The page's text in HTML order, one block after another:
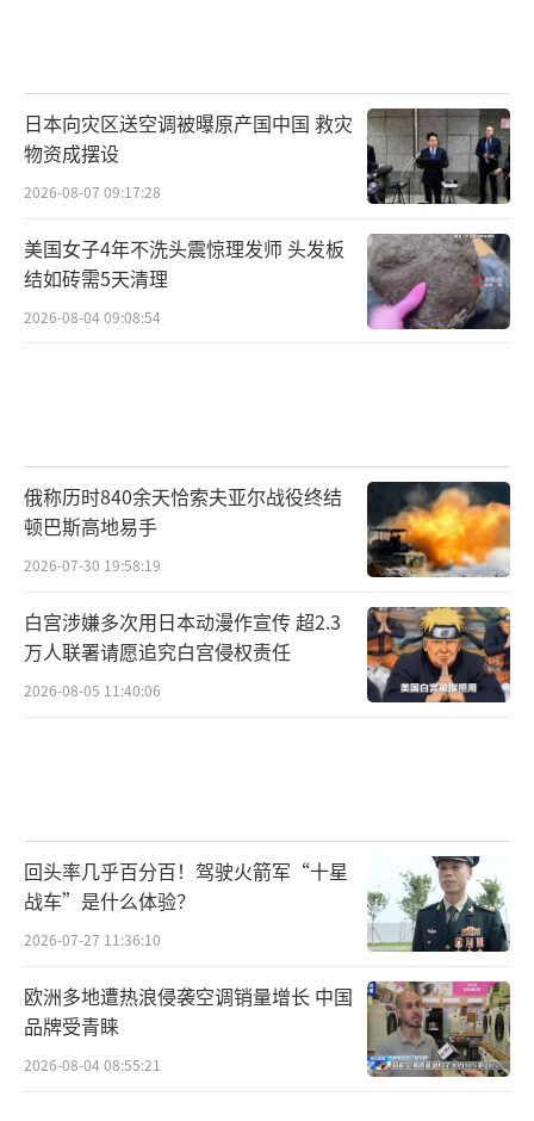
日本向灾区送空调被曝原产国中国 救灾
物资成摆设
2026-08-07 09:17:28
美国女子4年不洗头震惊理发师 头发板
结如砖需5天清理
2026-08-04 09:08:54
俄称历时840余天恰索夫亚尔战役终结
顿巴斯高地易手
2026-07-30 19:58:19
白宫涉嫌多次用日本动漫作宣传 超2.3
万人联署请愿追究白宫侵权责任
2026-08-05 11:40:06
回头率几乎百分百！驾驶火箭军“十星
战车”是什么体验？
2026-07-27 11:36:10
欧洲多地遭热浪侵袭空调销量增长 中国
品牌受青睐
2026-08-04 08:55:21